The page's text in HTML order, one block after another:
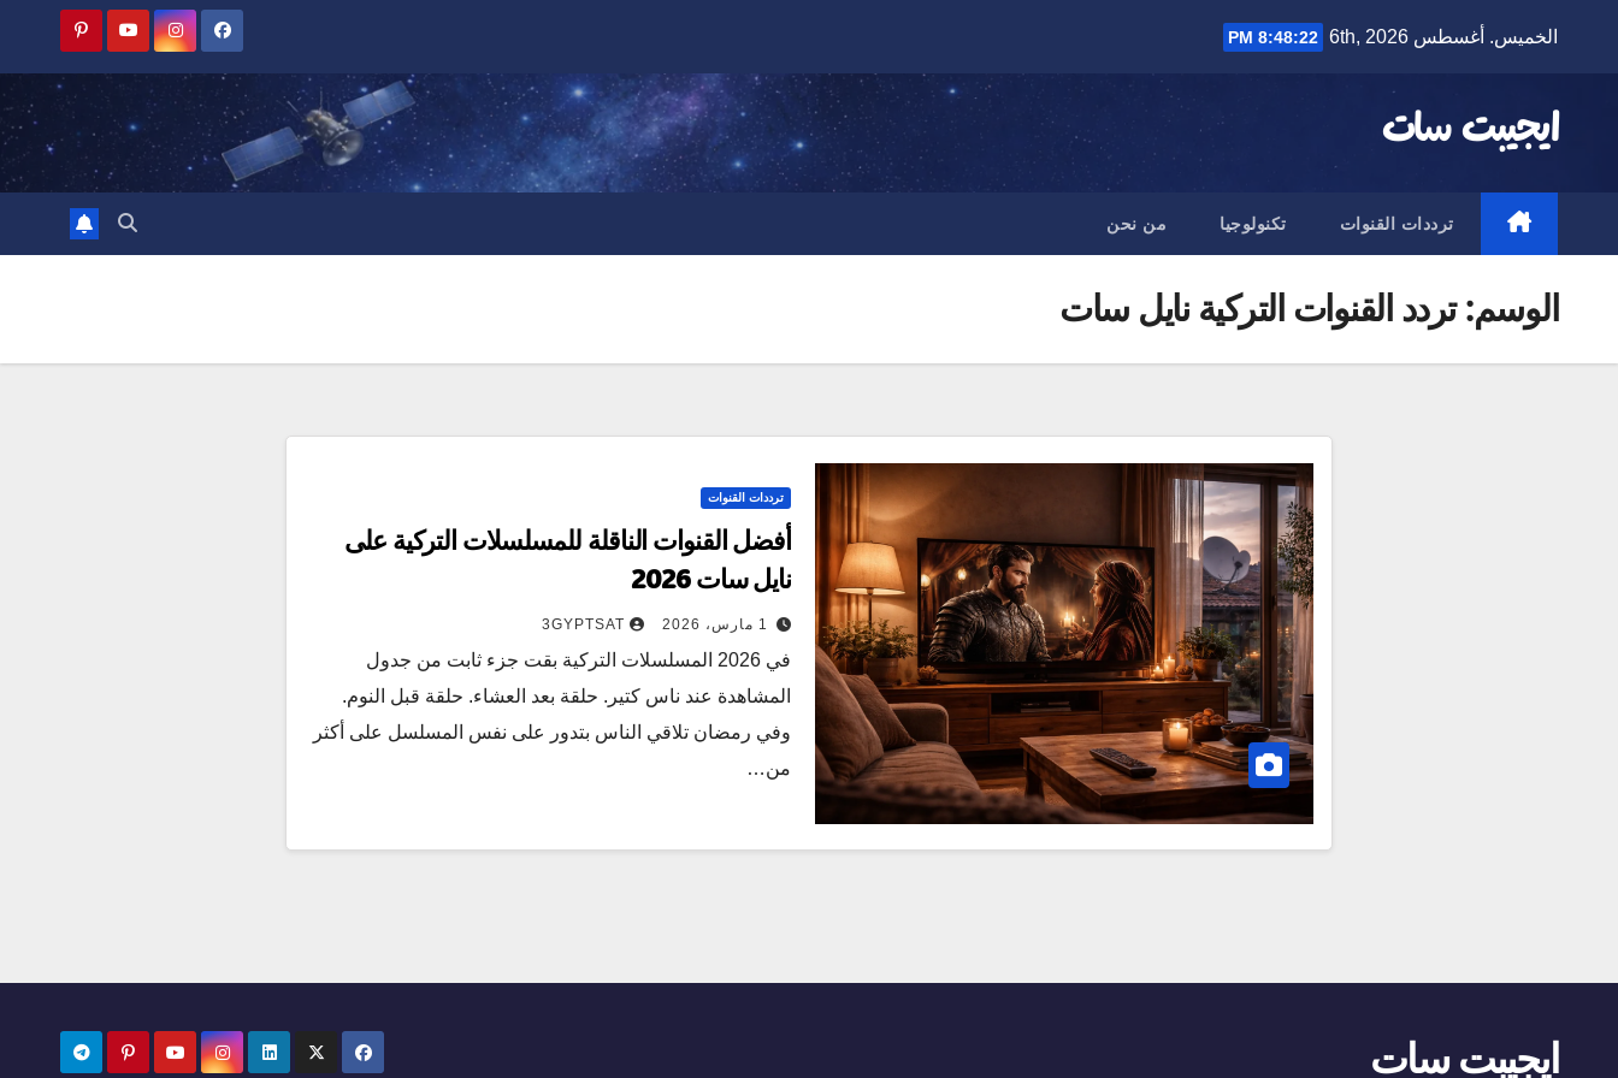
الخميس. أغسطس 6th, 2026 8:48:22 PM
ايجيبت سات
ترددات القنوات تكنولوجيا من نحن
الوسم:تردد القنوات التركية نايل سات
ترددات القنوات
أفضل القنوات الناقلة للمسلسلات التركية على
نايل سات 2026
1 مارس، 2026 3GYPTSAT
في 2026 المسلسلات التركية بقت جزء ثابت من جدول
المشاهدة عند ناس كتير. حلقة بعد العشاء. حلقة قبل النوم.
وفي رمضان تلاقي الناس بتدور على نفس المسلسل على أكثر
من…
ايجيبت سات